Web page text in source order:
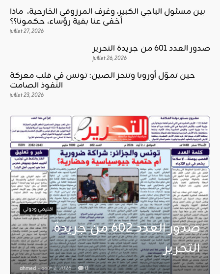
بين مسئول الباجي الكبير، وغرف المرزوقي الخارجية، ماذا
أخفى عنا بقية رؤساء، حكمونا؟؟
juillet 27, 2026
صدور العدد 601 من جريدة التحرير
juillet 26, 2026
حين تموّل أوروبا وتنجز الصين: تونس في قلب معركة
النفوذ الصامت
juillet 23, 2026
اقليمي ودولي
صدور العدد 602 من جريدة
التحرير
ahmed - août 2, 2026 0